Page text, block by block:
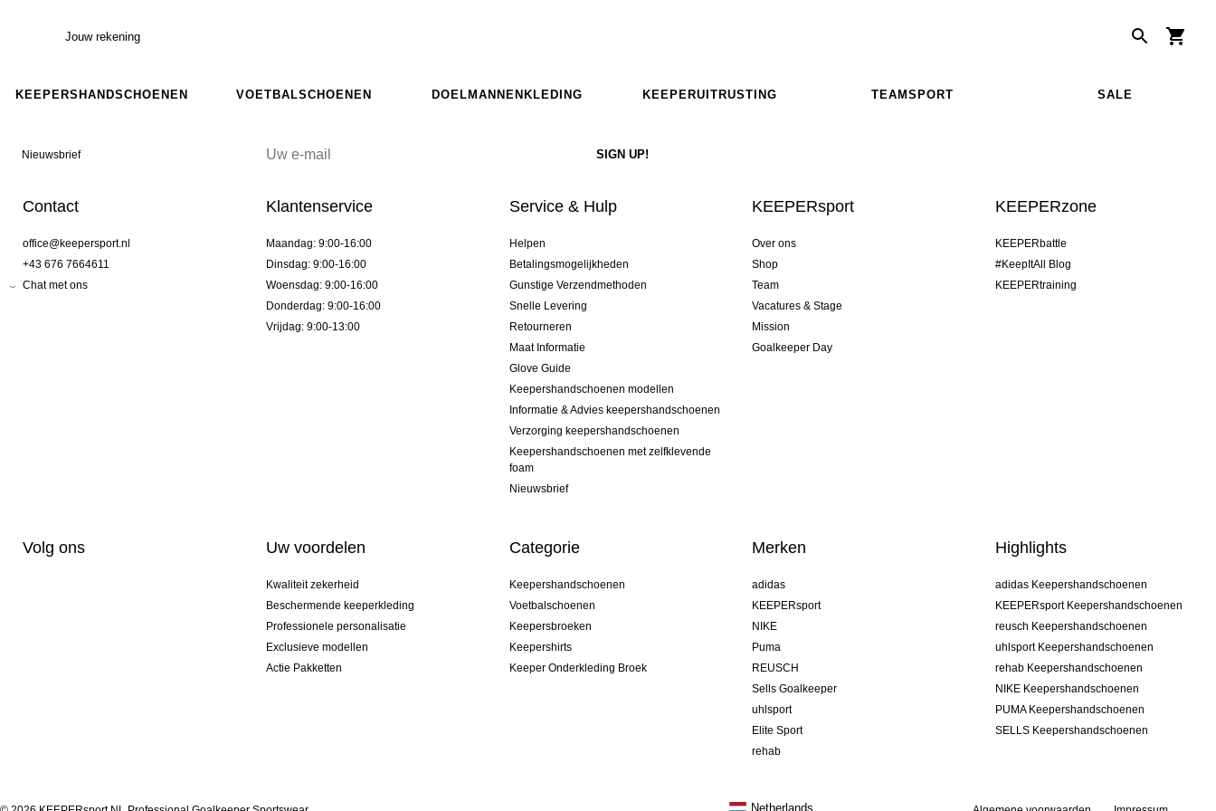
Jouw rekening
KEEPERSHANDSCHOENEN VOETBALSCHOENEN DOELMANNENKLEDING KEEPERUITRUSTING TEAMSPORT SALE
Nieuwsbrief
Contact
office@keepersport.nl
+43 676 7664611
Chat met ons
Klantenservice
Maandag: 9:00-16:00
Dinsdag: 9:00-16:00
Woensdag: 9:00-16:00
Donderdag: 9:00-16:00
Vrijdag: 9:00-13:00
Service & Hulp
Helpen
Betalingsmogelijkheden
Gunstige Verzendmethoden
Snelle Levering
Retourneren
Maat Informatie
Glove Guide
Keepershandschoenen modellen
Informatie & Advies keepershandschoenen
Verzorging keepershandschoenen
Keepershandschoenen met zelfklevende
foam
Nieuwsbrief
KEEPERsport
Over ons
Shop
Team
Vacatures & Stage
Mission
Goalkeeper Day
KEEPERzone
KEEPERbattle
#KeepItAll Blog
KEEPERtraining
Volg ons Uw voordelen
Kwaliteit zekerheid
Beschermende keeperkleding
Professionele personalisatie
Exclusieve modellen
Actie Pakketten
Categorie
Keepershandschoenen
Voetbalschoenen
Keepersbroeken
Keepershirts
Keeper Onderkleding Broek
Merken
adidas
KEEPERsport
NIKE
Puma
REUSCH
Sells Goalkeeper
uhlsport
Elite Sport
rehab
Highlights
adidas Keepershandschoenen
KEEPERsport Keepershandschoenen
reusch Keepershandschoenen
uhlsport Keepershandschoenen
rehab Keepershandschoenen
NIKE Keepershandschoenen
PUMA Keepershandschoenen
SELLS Keepershandschoenen
Netherlands